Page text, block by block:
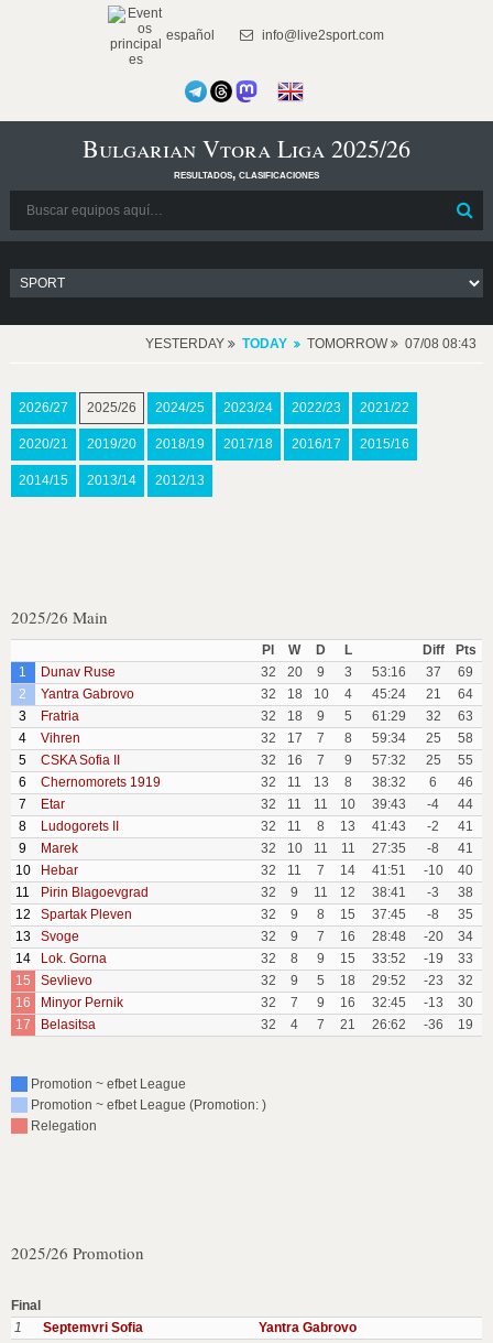
español info@live2sport.com
Bulgarian Vtora Liga 2025/26
resultados, clasificaciones
YESTERDAY TODAY TOMORROW 07/08 08:43
2026/27 2025/26 2024/25 2023/24 2022/23 2021/22
2020/21 2019/20 2018/19 2017/18 2016/17 2015/16
2014/15 2013/14 2012/13
2025/26 Main
Pl W D L Diff
Pts
1
Dunav Ruse 32 20 9 3 53:16 37
69
2
Yantra Gabrovo 32 18 10 4 45:24 21
64
3
Fratria 32 18 9 5 61:29 32
63
4
Vihren 32 17 7 8 59:34 25
58
5
CSKA Sofia II 32 16 7 9 57:32 25
55
6
Chernomorets 1919 32 11 13 8 38:32 6
46
7
Etar 32 11 11 10 39:43 -4
44
8
Ludogorets II 32 11 8 13 41:43 -2
41
9
Marek 32 10 11 11 27:35 -8
41
10
Hebar 32 11 7 14 41:51 -10
40
11
Pirin Blagoevgrad 32 9 11 12 38:41 -3
38
12
Spartak Pleven 32 9 8 15 37:45 -8
35
13
Svoge 32 9 7 16 28:48 -20
34
14
Lok. Gorna 32 8 9 15 33:52 -19
33
15
Sevlievo 32 9 5 18 29:52 -23
32
16
Minyor Pernik 32 7 9 16 32:45 -13
30
17
Belasitsa 32 4 7 21 26:62 -36 19
Promotion ~ efbet League
Promotion ~ efbet League (Promotion: )
Relegation
2025/26 Promotion
Final
1
Septemvri Sofia Yantra Gabrovo